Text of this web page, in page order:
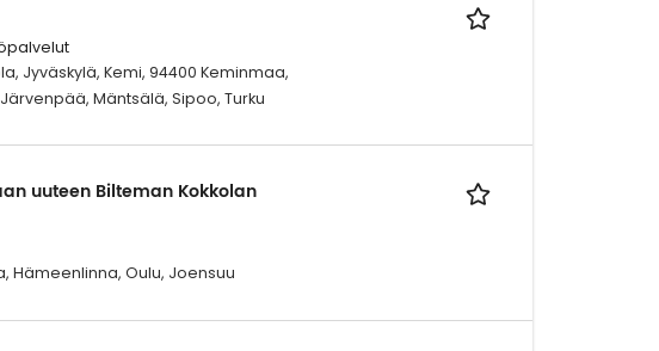
Jyväskylä, Kemi, 94400 Keminmaa,
Järvenpää, Mäntsälä, Sipoo, Turku
uuteen Bilteman Kokkolan
Hämeenlinna, Oulu, Joensuu